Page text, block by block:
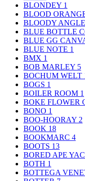
BLONDEY 1
BLOOD
BLOODY ANGLE
BLUE BOTTLE
BLUE GG
BLUE NOTE 1
BMX 1
BOB MARLEY 5
BOCHUM WELT
BOGS 1
BOILER ROOM 1
BOKE FLOWER
BONO 1
BOO-HOORAY 2
BOOK 18
BOOKMARC 4
BOOTS 13
BORED APE
BOTH 1
BOTTEGA